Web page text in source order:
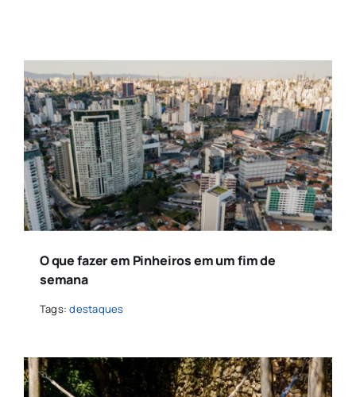
O que fazer em Pinheiros em um fim de
semana
Tags:destaques